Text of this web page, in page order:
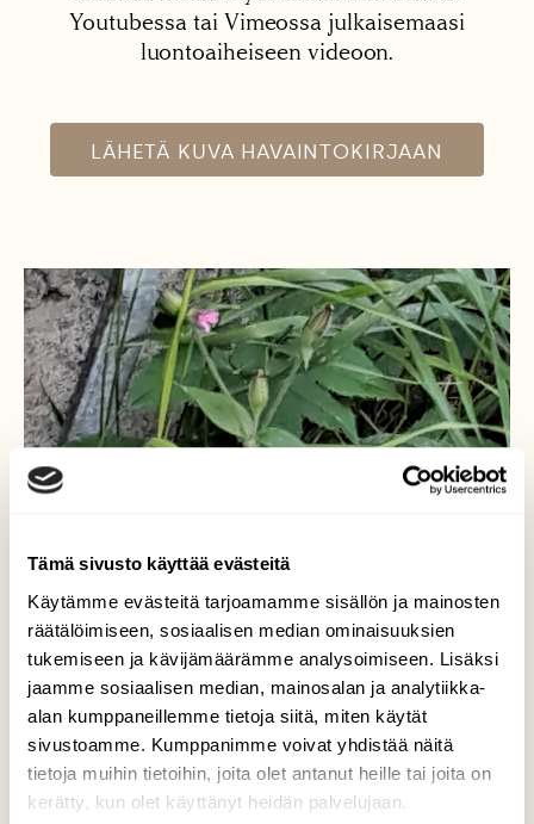
Tämä sivusto käyttää evästeitä
Käytämme evästeitä tarjoamamme sisällön ja mainosten
räätälöimiseen, sosiaalisen median ominaisuuksien
tukemiseen ja kävijämäärämme analysoimiseen. Lisäksi
jaamme sosiaalisen median, mainosalan ja analytiikka-
alan kumppaneillemme tietoja siitä, miten käytät
sivustoamme. Kumppanimme voivat yhdistää näitä
tietoja muihin tietoihin, joita olet antanut heille tai joita on
kerätty, kun olet käyttänyt heidän palvelujaan.
Youtubessa tai Vimeossa julkaisemaasi
luontoaiheiseen videoon.
LÄHETÄ KUVA HAVAINTOKIRJAAN